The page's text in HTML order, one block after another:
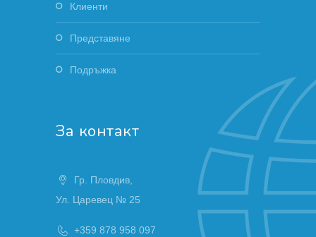
Клиенти
Представяне
Подръжка
За контакт
Гр. Пловдив,
Ул. Царевец № 25
+359 878 958 097